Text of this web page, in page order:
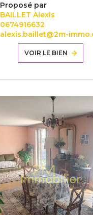
Proposé par
BAILLET Alexis
0674916632
alexis.baillet@2m-
VOIR LE BIEN